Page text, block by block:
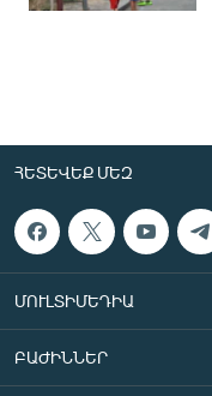
ՀԵՏԵՎԵՔ ՄԵԶ
ՄՈՒԼՏԻՄԵԴԻԱ
ԲԱԺԻՆՆԵՐ